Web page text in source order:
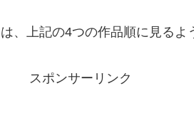
、上記の4つの作品順に見るよ
スポンサーリンク